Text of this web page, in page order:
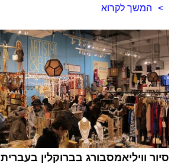
המשך לקרוא
סיור וויליאמסבורג בברוקלין בעברית